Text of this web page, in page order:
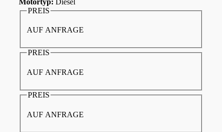
PREIS
AUF ANFRAGE
PREIS
AUF ANFRAGE
PREIS
AUF ANFRAGE